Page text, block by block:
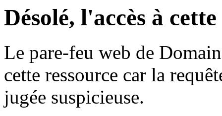
Désolé, l'accès à
Le pare-feu web de
cette ressource car la
jugée suspicieuse.